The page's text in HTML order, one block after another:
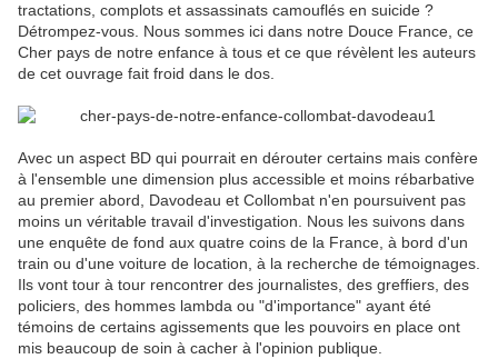
tractations, complots et assassinats camouflés en suicide ?
Détrompez-vous. Nous sommes ici dans notre Douce France, ce
Cher pays de notre enfance à tous et ce que révèlent les auteurs
de cet ouvrage fait froid dans le dos.
Avec un aspect BD qui pourrait en dérouter certains mais confère
à l'ensemble une dimension plus accessible et moins rébarbative
au premier abord, Davodeau et Collombat n'en poursuivent pas
moins un véritable travail d'investigation. Nous les suivons dans
une enquête de fond aux quatre coins de la France, à bord d'un
train ou d'une voiture de location, à la recherche de témoignages.
Ils vont tour à tour rencontrer des journalistes, des greffiers, des
policiers, des hommes lambda ou "d'importance" ayant été
témoins de certains agissements que les pouvoirs en place ont
mis beaucoup de soin à cacher à l'opinion publique.